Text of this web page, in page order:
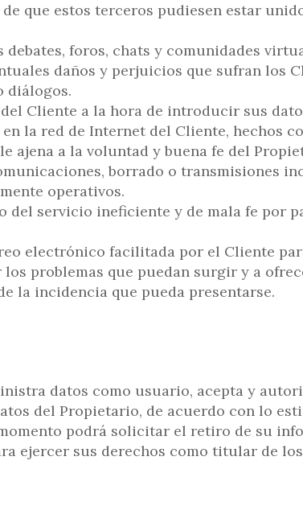
que estos terceros pudiesen estar
foros, chats y comunidades
daños y perjuicios que sufran los
diálogos.
Cliente a la hora de introducir sus
la red de Internet del Cliente, hechos
a la voluntad y buena fe del
borrado o transmisiones
operativos.
del servicio ineficiente y de mala fe por
electrónico facilitada por el Cliente
problemas que puedan surgir y a
la incidencia que pueda presentarse.
datos como usuario, acepta y
del Propietario, de acuerdo con lo
podrá solicitar el retiro de su
ejercer sus derechos como titular de